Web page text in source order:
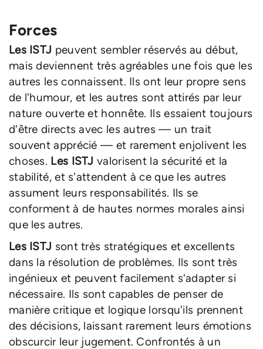
Forces
Les ISTJ peuvent sembler réservés au début,
mais deviennent très agréables une fois que les
autres les connaissent. Ils ont leur propre sens
de l'humour, et les autres sont attirés par leur
nature ouverte et honnête. Ils essaient toujours
d'être directs avec les autres — un trait
souvent apprécié — et rarement enjolivent les
choses. Les ISTJvalorisent la sécurité et la
stabilité, et s'attendent à ce que les autres
assument leurs responsabilités. Ils se
conforment à de hautes normes morales ainsi
que les autres.
Les ISTJ sont très stratégiques et excellents
dans la résolution de problèmes. Ils sont très
ingénieux et peuvent facilement s'adapter si
nécessaire. Ils sont capables de penser de
manière critique et logique lorsqu'ils prennent
des décisions, laissant rarement leurs émotions
obscurcir leur jugement. Confrontés à un